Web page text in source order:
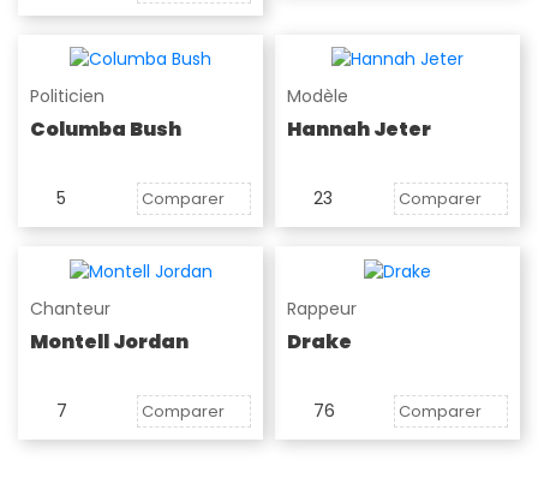
Politicien
Columba Bush
5 Comparer
Modèle
Hannah Jeter
23 Comparer
Chanteur
Montell Jordan
7 Comparer
Rappeur
Drake
76 Comparer